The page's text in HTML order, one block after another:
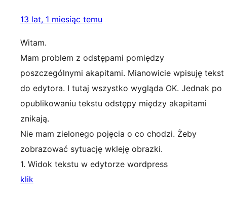
13 lat, 1 miesiąc temu
Witam.
Mam problem z odstępami pomiędzy
poszczególnymi akapitami. Mianowicie wpisuję tekst
do edytora. I tutaj wszystko wygląda OK. Jednak po
opublikowaniu tekstu odstępy między akapitami
znikają.
Nie mam zielonego pojęcia o co chodzi. Żeby
zobrazować sytuację wkleję obrazki.
1. Widok tekstu w edytorze wordpress
klik